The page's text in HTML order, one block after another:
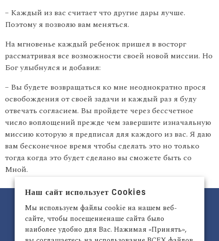
– Каждый из вас считает что другие дары лучше.
Поэтому я позволю вам меняться.
На мгновенье каждый ребенок пришел в восторг
рассматривая все возможности своей новой миссии. Но
Бог улыбнулся и добавил:
– Вы будете возвращаться ко мне неоднократно прося
освобождения от своей задачи и каждый раз я буду
отвечать согласием. Вы пройдете через бессчетное
число воплощений прежде чем завершите изначальную
миссию которую я предписал для каждого из вас. Я даю
вам бесконечное время чтобы сделать это но только
тогда когда это будет сделано вы сможете быть со
Мной.
Наш сайт использует Cookies
Мы используем файлы cookie на нашем веб-
сайте, чтобы посещениенаше сайта было
наиболее удобно для Вас. Нажимая «Принять»,